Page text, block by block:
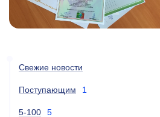
Свежие новости
Поступающим 1
5-100 5